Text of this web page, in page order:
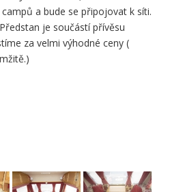
a bude se připojovat k síti.
je součástí přívěsu
za velmi výhodné ceny (